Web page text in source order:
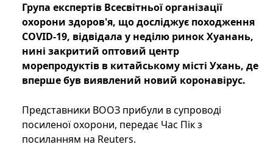
Група експертів Всесвітньої організації
охорони здоров'я, що досліджує походження
COVID-19, відвідала у неділю ринок Хуанань,
нині закритий оптовий центр
морепродуктів в китайському місті Ухань, де
вперше був виявлений новий коронавірус.
Представники ВООЗ прибули в супроводі
посиленої охорони, передає Час Пік з
посиланням на Reuters.